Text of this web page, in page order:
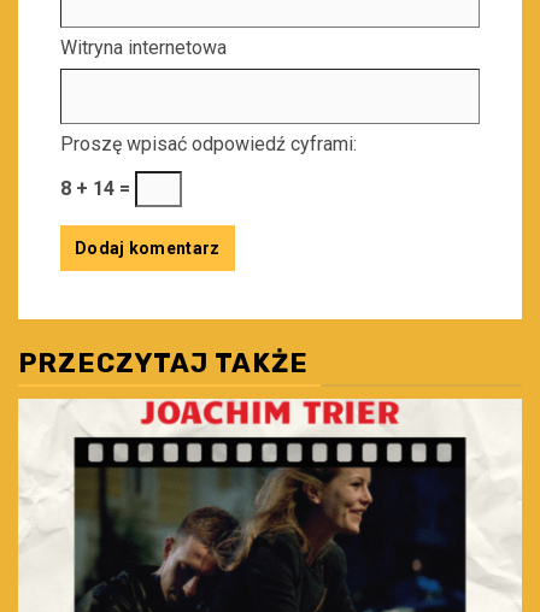
Witryna internetowa
Proszę wpisać odpowiedź cyframi:
8 + 14 =
PRZECZYTAJ TAKŻE